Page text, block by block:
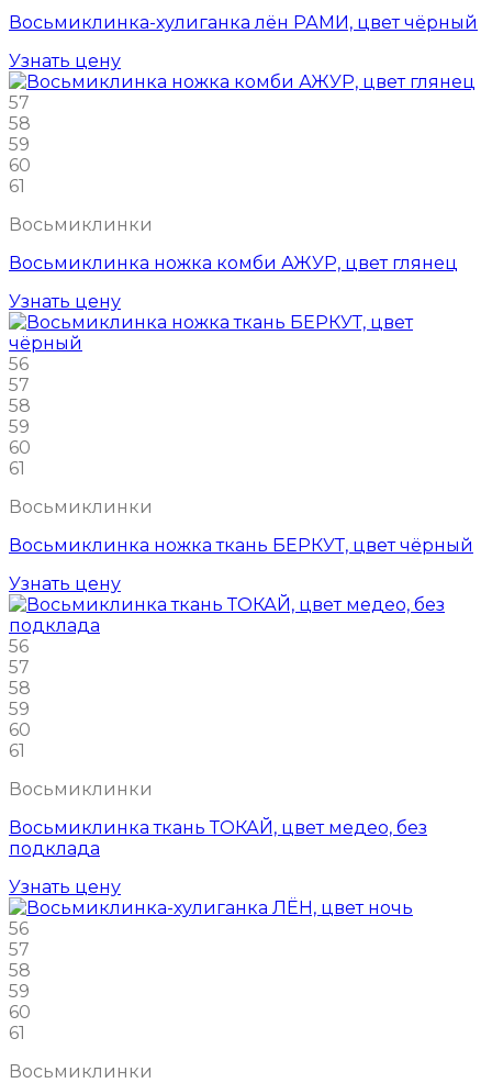
Восьмиклинка-хулиганка лён РАМИ, цвет чёрный
Узнать цену
57
58
59
60
61
Восьмиклинки
Восьмиклинка ножка комби АЖУР, цвет глянец
Узнать цену
56
57
58
59
60
61
Восьмиклинки
Восьмиклинка ножка ткань БЕРКУТ, цвет чёрный
Узнать цену
56
57
58
59
60
61
Восьмиклинки
Восьмиклинка ткань ТОКАЙ, цвет медео, без
подклада
Узнать цену
56
57
58
59
60
61
Восьмиклинки